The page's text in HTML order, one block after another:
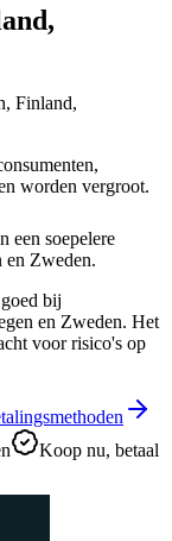
Finland,
worden vergroot.
een soepelere
en Zweden.
bij
en Zweden. Het
voor risico's op
Koop nu, betaal